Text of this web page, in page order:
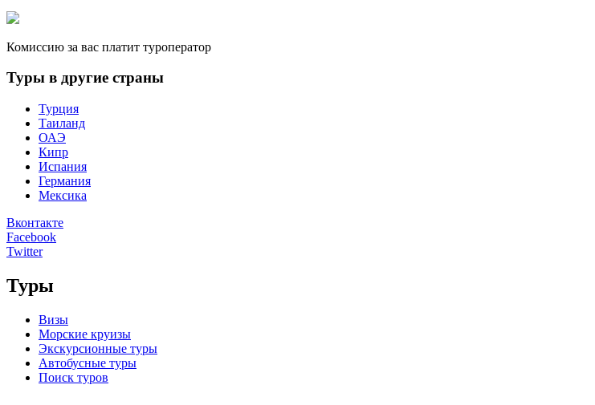
Комиссию за вас платит туроператор
Туры в другие страны
Турция
Таиланд
ОАЭ
Кипр
Испания
Германия
Мексика
Вконтакте
Facebook
Twitter
Туры
Визы
Морские круизы
Экскурсионные туры
Автобусные туры
Поиск туров